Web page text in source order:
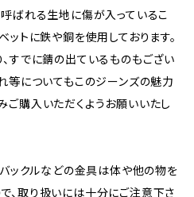
ばれる生地に傷が入っているこ
ットに鉄や銅を使用しております。
すでに錆の出ているものもござい
等についてもこのジーンズの魅力
ご購入いただくようお願いいたし
バックルなどの金具は体や他の物を
、取り扱いには十分にご注意下さ